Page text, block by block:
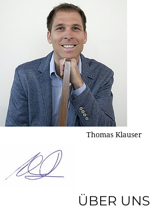
Thomas Klauser
ÜBER UNS